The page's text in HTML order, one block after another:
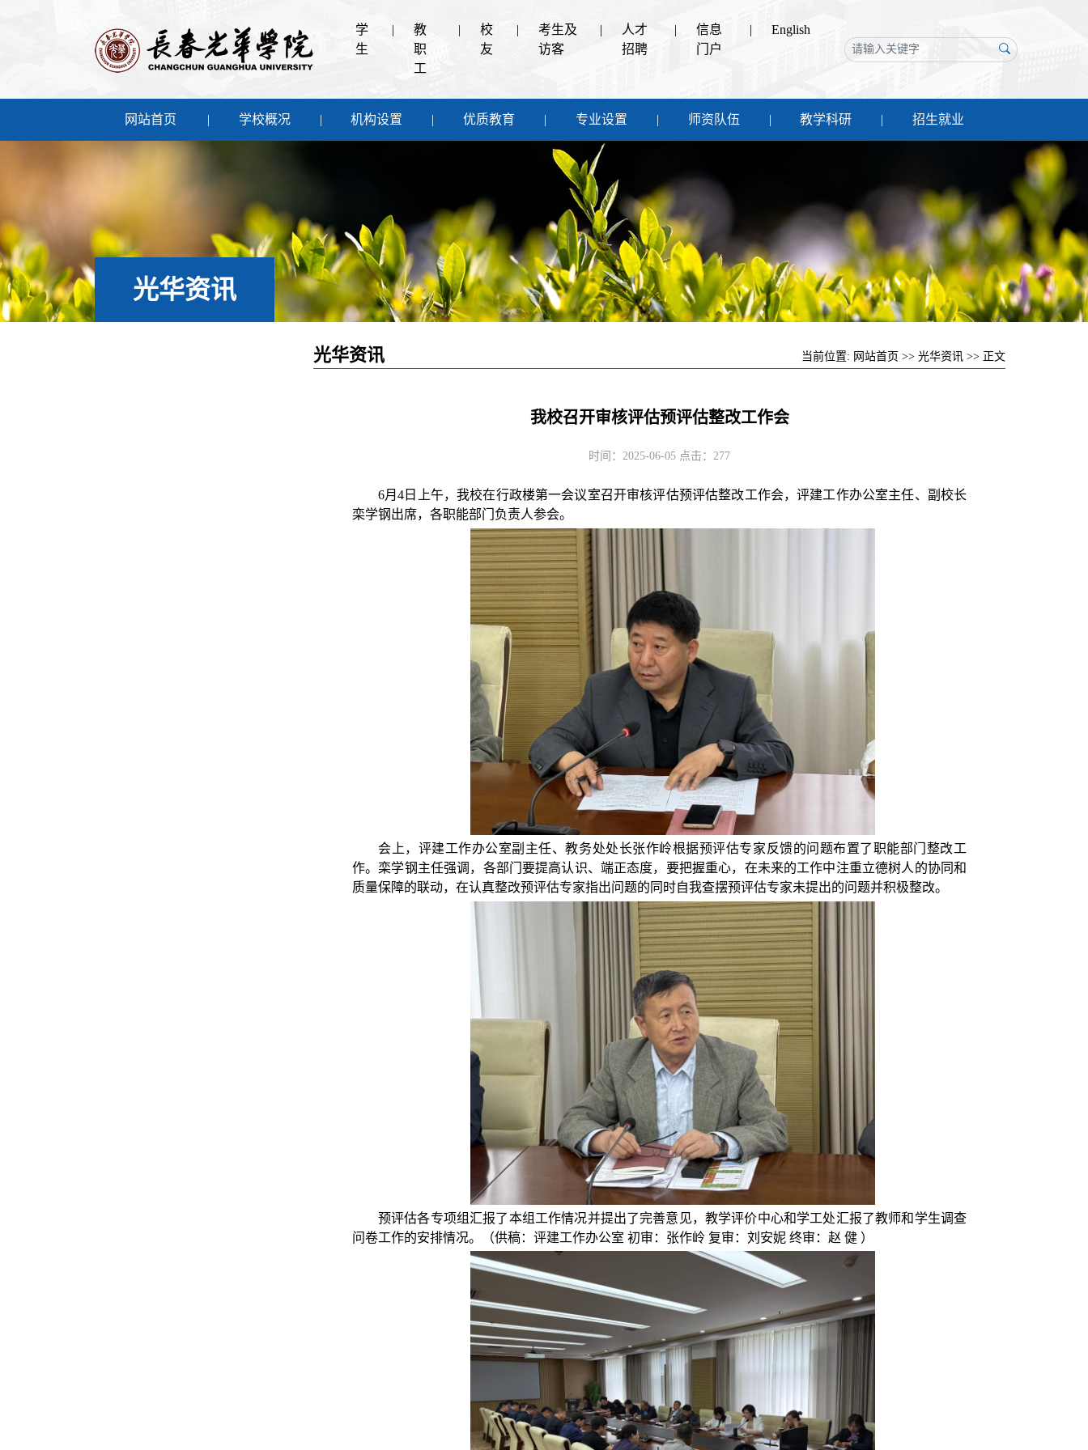
学
生
|
教
职
工
|
校
友
|
考生及
访客
|
人才
招聘
|
信息
门户
| English
网站首页 学校概况 机构设置 优质教育 专业设置 师资队伍 教学科研 招生就业
光华资讯
光华资讯 当前位置: 网站首页 >> 光华资讯 >> 正文
我校召开审核评估预评估整改工作会
时间：2025-06-05 点击： 277
6月4日上午，我校在行政楼第一会议室召开审核评估预评估整改工作会，评建工作办公室主任、副校长
栾学钢出席，各职能部门负责人参会。
会上，评建工作办公室副主任、教务处处长张作岭根据预评估专家反馈的问题布置了职能部门整改工
作。栾学钢主任强调，各部门要提高认识、端正态度，要把握重心，在未来的工作中注重立德树人的协同和
质量保障的联动，在认真整改预评估专家指出问题的同时自我查摆预评估专家未提出的问题并积极整改。
预评估各专项组汇报了本组工作情况并提出了完善意见，教学评价中心和学工处汇报了教师和学生调查
问卷工作的安排情况。（供稿：评建工作办公室 初审：张作岭 复审：刘安妮 终审：赵 健 ）